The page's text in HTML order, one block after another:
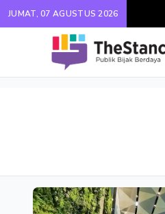
JUMAT, 07 AGUSTUS 2026